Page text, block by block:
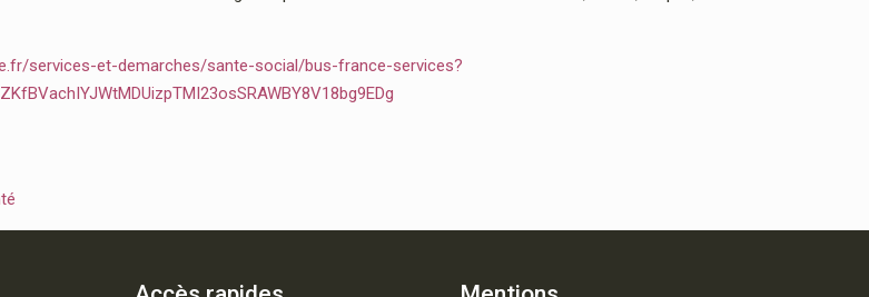
services-et-demarches/sante-social/bus-france-services?